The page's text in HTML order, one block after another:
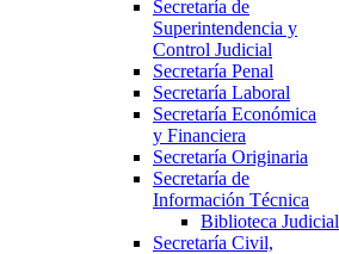
Secretaría de
Superintendencia y
Control Judicial
Secretaría Penal
Secretaría Laboral
Secretaría Económica
y Financiera
Secretaría Originaria
Secretaría de
Información Técnica
Biblioteca Judicial
Secretaría Civil,